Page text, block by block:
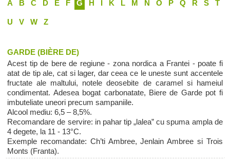
A B C D E F G H I K L M N O P Q R S T
U V W Z
GARDE (BIÈRE DE)
Acest tip de bere de regiune - zona nordica a Frantei - poate fi
atat de tip ale, cat si lager, dar ceea ce le uneste sunt accentele
fructate ale maltului, notele deosebite de caramel si hameiul
condimentat. Adesea bogat carbonatate, Biere de Garde pot fi
imbuteliate uneori precum sampaniile.
Alcool mediu: 6,5 – 8,5%.
Recomandare de servire: in pahar tip „lalea” cu spuma ampla de
4 degete, la 11 - 13°C.
Exemple recomandate: Ch’ti Ambree, Jenlain Ambree si Trois
Monts (Franta).